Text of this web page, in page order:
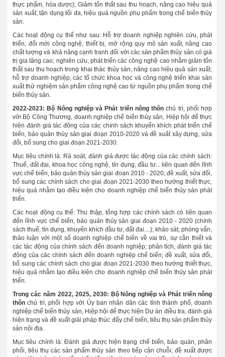
thực phẩm, hóa dược); Giảm tổn thất sau thu hoạch, nâng cao hiệu quả
sản xuất; tận dụng tối đa, hiệu quả nguồn phụ phẩm trong chế biến thủy
sản.
Các hoạt động cụ thể như sau: Hỗ trợ doanh nghiệp nghiên cứu, phát
triển, đổi mới công nghệ, thiết bị, mở rộng quy mô sản xuất, nâng cao
chất lượng và khả năng cạnh tranh đối với các sản phẩm thủy sản có giá
trị gia tăng cao; nghiên cứu, phát triển các công nghệ cao nhằm giảm tổn
thất sau thu hoạch trong khai thác thủy sản, nâng cao hiệu quả sản xuất;
hỗ trợ doanh nghiệp, các tổ chức khoa học và công nghệ triển khai sản
xuất thử nghiệm sản phẩm công nghệ cao từ nguồn phụ phẩm trong chế
biến thủy sản.
2022-2023: Bộ Nông nghiệp và Phát triển nông thôn chủ trì, phối hợp
với Bộ Công Thương, doanh nghiệp chế biến thủy sản, Hiệp hội để thực
hiện đánh giá tác động của các chính sách khuyến khích phát triển chế
biến, bảo quản thủy sản giai đoạn 2010-2020 và đề xuất xây dựng, sửa
đổi, bổ sung cho giai đoạn 2021-2030.
Mục tiêu chính là: Rà soát, đánh giá được tác động của các chính sách:
Thuế, đất đai, khoa học công nghệ, tín dụng, đầu tư... liên quan đến lĩnh
vực chế biến, bảo quản thủy sản giai đoạn 2010 - 2020; đề xuất, sửa đổi,
bổ sung các chính sách cho giai đoạn 2021-2030 theo hướng thiết thực,
hiệu quả nhằm tạo điều kiện cho doanh nghiệp chế biến thủy sản phát
triển.
Các hoạt động cụ thể: Thu thập, tổng hợp các chính sách có liên quan
đến lĩnh vực chế biến, bảo quản thủy sản giai đoạn 2010 - 2020 (chính
sách thuế, tín dụng, khuyến khích đầu tư, đất đai....); khảo sát, phỏng vấn,
thảo luận với một số doanh nghiệp chế biến về vai trò, sự cần thiết và
các tác động của chính sách đến doanh nghiệp; phân tích, đánh giá tác
động của các chính sách đến doanh nghiệp chế biến; đề xuất, sửa đổi,
bổ sung các chính sách cho giai đoạn 2021-2030 theo hướng thiết thực,
hiệu quả nhằm tạo điều kiện cho doanh nghiệp chế biến thủy sản phát
triển.
Trong các năm 2022, 2025, 2030: Bộ Nông nghiệp và Phát triển nông
thôn chủ trì, phối hợp với Ủy ban nhân dân các tỉnh thành phố, doanh
nghiệp chế biến thủy sản, Hiệp hội để thực hiện Dự án điều tra, đánh giá
hiện trạng và đề xuất giải pháp thúc đẩy chế biến, tiêu thụ sản phẩm thủy
sản nội địa.
Mục tiêu chính là: Đánh giá được hiện trạng chế biến, bảo quản, phân
phối, tiêu thụ các sản phẩm thủy sản theo tiếp cận chuỗi; đề xuất được